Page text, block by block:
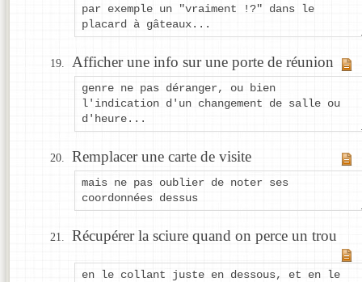
par exemple un "vraiment !?" dans le
placard à gâteaux...
Afficher une info sur une porte de réunion
genre ne pas déranger, ou bien
l'indication d'un changement de salle ou
d'heure...
Remplacer une carte de visite
mais ne pas oublier de noter ses
coordonnées dessus
Récupérer la sciure quand on perce un trou
en le collant juste en dessous, et en le